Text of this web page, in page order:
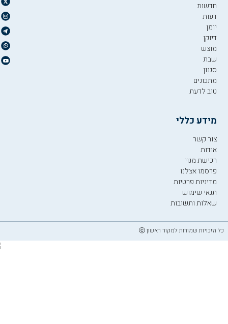
חדשות
דעות
יומן
דיוקן
מוצש
שבת
סגנון
מתכונים
טוב לדעת
מידע כללי
צור קשר
אודות
רכישת מנוי
פרסמו אצלנו
מדיניות פרטיות
תנאי שימוש
שאלות ותשובות
כל הזכויות שמורות למקור ראשון ⓒ